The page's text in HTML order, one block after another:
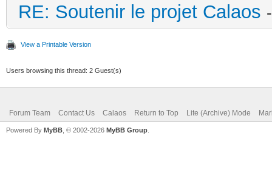
RE: Soutenir le projet Calaos
View a Printable Version
Users browsing this thread: 2 Guest(s)
Forum Team Contact Us Calaos Return to Top Lite (Archive) Mode
Powered By MyBB , © 2002-2026 MyBB Group